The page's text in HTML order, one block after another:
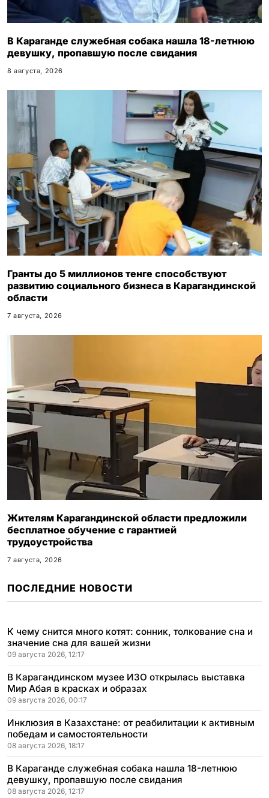
В Караганде служебная собака нашла 18-летнюю
девушку, пропавшую после свидания
8 августа, 2026
Гранты до 5 миллионов тенге способствуют
развитию социального бизнеса в Карагандинской
области
7 августа, 2026
Жителям Карагандинской области предложили
бесплатное обучение с гарантией
трудоустройства
7 августа, 2026
ПОСЛЕДНИЕ НОВОСТИ
К чему снится много котят: сонник, толкование сна и
значение сна для вашей жизни
09 августа 2026, 12:17
В Карагандинском музее ИЗО открылась выставка
Мир Абая в красках и образах
09 августа 2026, 00:17
Инклюзия в Казахстане: от реабилитации к активным
победам и самостоятельности
08 августа 2026, 18:17
В Караганде служебная собака нашла 18-летнюю
девушку, пропавшую после свидания
08 августа 2026, 12:17